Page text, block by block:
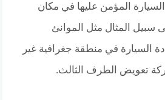
المؤمن عليها في مكان
سبيل المثال مثل الموانئ
السيارة في منطقة جغرافية غير
تعويض الطرف الثالث.